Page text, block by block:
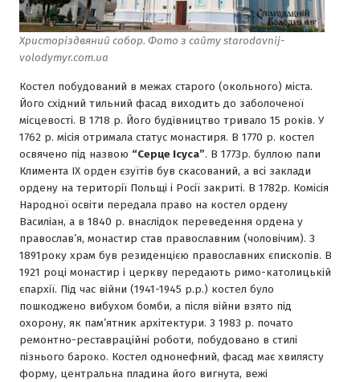
Христоріздвяний собор. Фото з сайту starodavnij-
volodymyr.com.ua
Костел побудований в межах старого (окольного) мiста.
Його схiдний тильний фасад виходить до заболоченої
мiсцевостi. В 1718 р. Його будiвництво тривало 15 рокiв. У
1762 р. мiсiя отримала статус монастиря. В 1770 р. костел
освячено пiд назвою “Серце Iсуса”. В 1773р. буллою папи
Климента IХ орден єзуїтiв був скасований, а всi заклади
ордену на територiї Польщi i Росiї закритi. В 1782р. Комiсiя
Народної освiти передала право на костел ордену
Василiан, а в 1840 р. внаслiдок переведення ордена у
православ’я, монастир став православним (чоловiчим). З
1891року храм був резиденцiєю православних єпископiв. В
1921 роцi монастир i церкву передають римо-католицькiй
єпархiї. Пiд час вiйни (1941-1945 р.р.) костел було
пошкоджено вибухом бомби, а пiсля вiйни взято пiд
охорону, як пам’ятник архiтектури. З 1983 р. почато
ремонтно-реставрацiйнi роботи, побудовано в стилi
пiзнього бароко. Костел однонефний, фасад має хвилясту
форму, центральна пладина його вигнута, вежi